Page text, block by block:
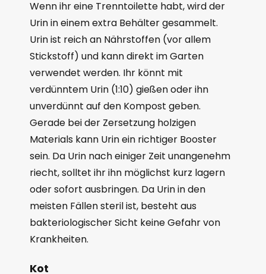
Wenn ihr eine Trenntoilette habt, wird der
Urin in einem extra Behälter gesammelt.
Urin ist reich an Nährstoffen (vor allem
Stickstoff) und kann direkt im Garten
verwendet werden. Ihr könnt mit
verdünntem Urin (1:10) gießen oder ihn
unverdünnt auf den Kompost geben.
Gerade bei der Zersetzung holzigen
Materials kann Urin ein richtiger Booster
sein. Da Urin nach einiger Zeit unangenehm
riecht, solltet ihr ihn möglichst kurz lagern
oder sofort ausbringen. Da Urin in den
meisten Fällen steril ist, besteht aus
bakteriologischer Sicht keine Gefahr von
Krankheiten.
Kot